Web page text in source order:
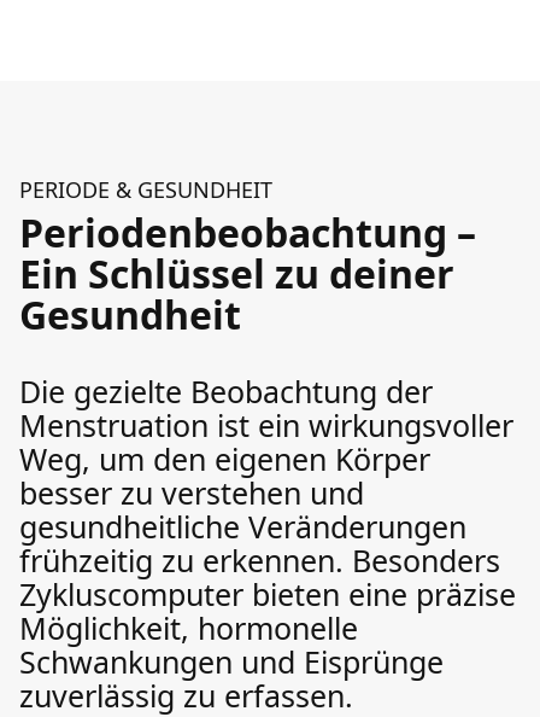
PERIODE & GESUNDHEIT
Periodenbeobachtung –
Ein Schlüssel zu deiner
Gesundheit
Die gezielte Beobachtung der
Menstruation ist ein wirkungsvoller
Weg, um den eigenen Körper
besser zu verstehen und
gesundheitliche Veränderungen
frühzeitig zu erkennen. Besonders
Zykluscomputer bieten eine präzise
Möglichkeit, hormonelle
Schwankungen und Eisprünge
zuverlässig zu erfassen.